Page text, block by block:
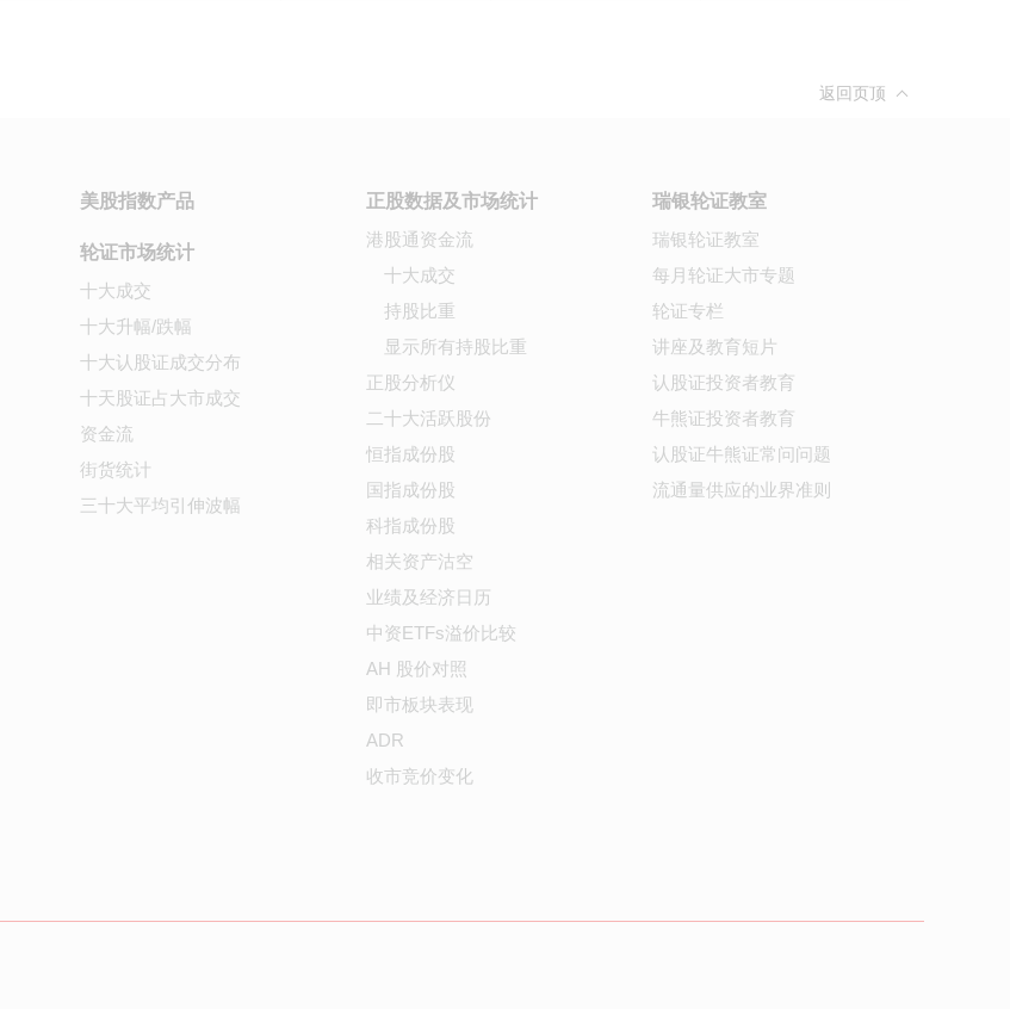
返回页顶
美股指数产品
轮证市场统计
十大成交
十大升幅/跌幅
十大认股证成交分布
十天股证占大市成交
资金流
街货统计
三十大平均引伸波幅
正股数据及市场统计
港股通资金流
十大成交
持股比重
显示所有持股比重
正股分析仪
二十大活跃股份
恒指成份股
国指成份股
科指成份股
相关资产沽空
业绩及经济日历
中资ETFs溢价比较
AH 股价对照
即市板块表现
ADR
收市竞价变化
瑞银轮证教室
瑞银轮证教室
每月轮证大市专题
轮证专栏
讲座及教育短片
认股证投资者教育
牛熊证投资者教育
认股证牛熊证常问问题
流通量供应的业界准则